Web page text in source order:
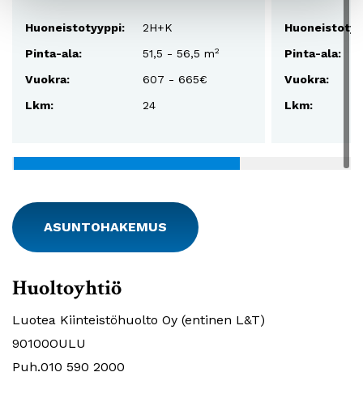
Huoneistotyyppi:
2H+K
Pinta-ala:
51,5 - 56,5 m2
Vuokra:
607 - 665€
Lkm:
24
Pinta-ala:
Vuokra:
Lkm:
ASUNTOHAKEMUS
Huoltoyhtiö
Luotea Kiinteistöhuolto Oy (entinen L&T)
90100OULU
Puh.010 590 2000